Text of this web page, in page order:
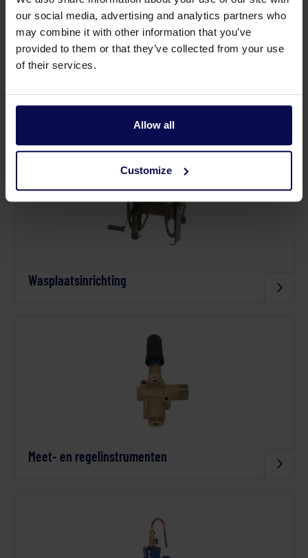
our social media, advertising and analytics partners who
may combine it with other information that you’ve
provided to them or that they’ve collected from your use
of their services.
Allow all
Customize
Leidingsystemen
Wasplaatsinrichting
Meet- en regelinstrumenten